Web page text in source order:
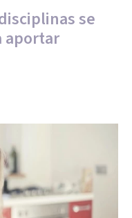
se
aportar